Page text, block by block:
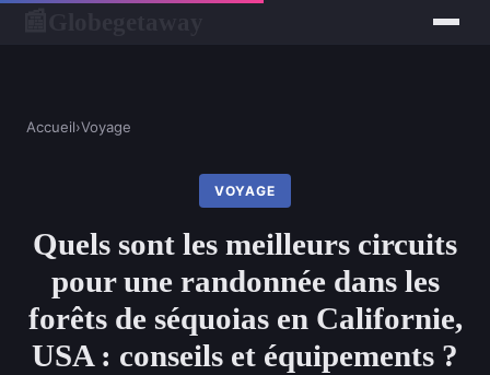
Accueil›Voyage
VOYAGE
Quels sont les meilleurs circuits
pour une randonnée dans les
forêts de séquoias en Californie,
USA : conseils et équipements ?